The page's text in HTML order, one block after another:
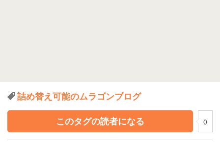
詰め替え可能のムラゴンブログ
このタグの読者になる
0